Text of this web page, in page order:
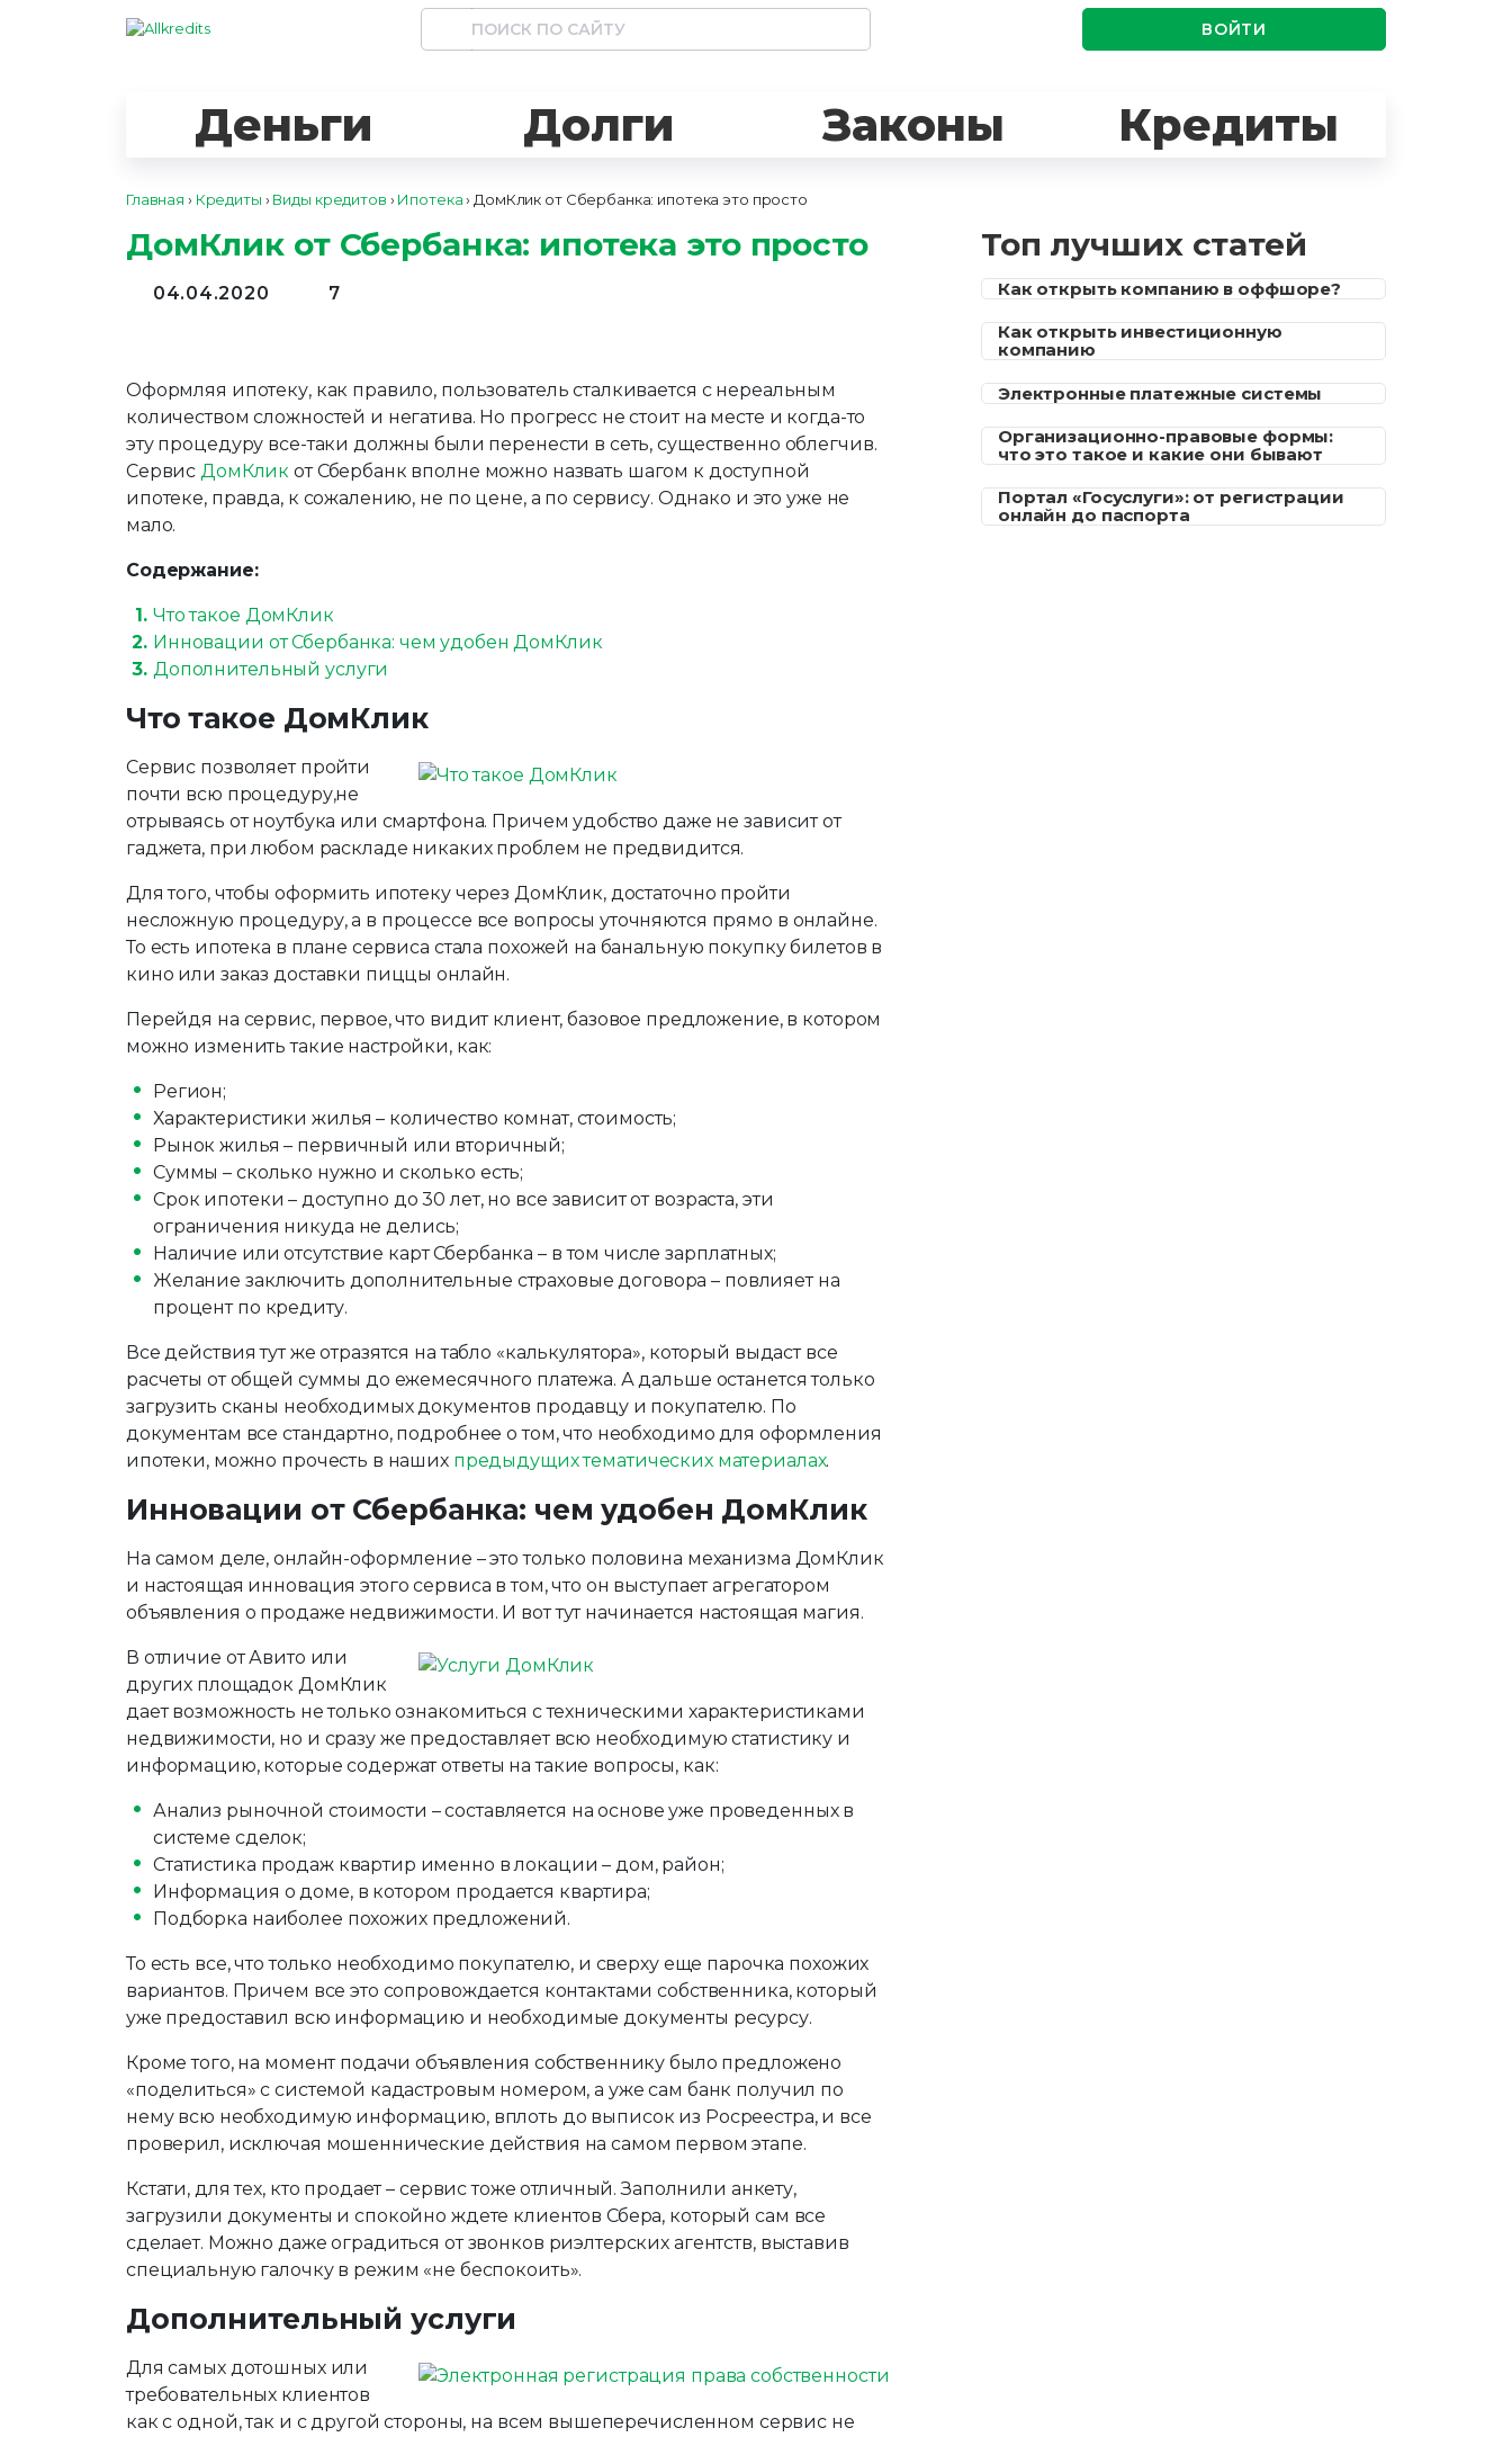
ВОЙТИ
Деньги Долги Законы Кредиты
Главная › Кредиты › Виды кредитов › Ипотека› ДомКлик от Сбербанка: ипотека это просто
ДомКлик от Сбербанка: ипотека это просто
04.04.2020 7
Оформляя ипотеку, как правило, пользователь сталкивается с нереальным
количеством сложностей и негатива. Но прогресс не стоит на месте и когда-то
эту процедуру все-таки должны были перенести в сеть, существенно облегчив.
СервисДомКлик от Сбербанк вполне можно назвать шагом к доступной
ипотеке, правда, к сожалению, не по цене, а по сервису. Однако и это уже не
мало.
Содержание:
Что такое ДомКлик
Инновации от Сбербанка: чем удобен ДомКлик
Дополнительный услуги
Что такое ДомКлик
Сервис позволяет пройти
почти всю процедуру,не
отрываясь от ноутбука или смартфона. Причем удобство даже не зависит от
гаджета, при любом раскладе никаких проблем не предвидится.
Для того, чтобы оформить ипотеку через ДомКлик, достаточно пройти
несложную процедуру, а в процессе все вопросы уточняются прямо в онлайне.
То есть ипотека в плане сервиса стала похожей на банальную покупку билетов в
кино или заказ доставки пиццы онлайн.
Перейдя на сервис, первое, что видит клиент, базовое предложение, в котором
можно изменить такие настройки, как:
Регион;
Характеристики жилья – количество комнат, стоимость;
Рынок жилья – первичный или вторичный;
Суммы – сколько нужно и сколько есть;
Срок ипотеки – доступно до 30 лет, но все зависит от возраста, эти
ограничения никуда не делись;
Наличие или отсутствие карт Сбербанка – в том числе зарплатных;
Желание заключить дополнительные страховые договора – повлияет на
процент по кредиту.
Все действия тут же отразятся на табло «калькулятора», который выдаст все
расчеты от общей суммы до ежемесячного платежа. А дальше останется только
загрузить сканы необходимых документов продавцу и покупателю. По
документам все стандартно, подробнее о том, что необходимо для оформления
ипотеки, можно прочесть в наших предыдущих тематических материалах.
Инновации от Сбербанка: чем удобен ДомКлик
На самом деле, онлайн-оформление – это только половина механизма ДомКлик
и настоящая инновация этого сервиса в том, что он выступает агрегатором
объявления о продаже недвижимости. И вот тут начинается настоящая магия.
В отличие от Авито или
других площадок ДомКлик
дает возможность не только ознакомиться с техническими характеристиками
недвижимости, но и сразу же предоставляет всю необходимую статистику и
информацию, которые содержат ответы на такие вопросы, как:
Анализ рыночной стоимости – составляется на основе уже проведенных в
системе сделок;
Статистика продаж квартир именно в локации – дом, район;
Информация о доме, в котором продается квартира;
Подборка наиболее похожих предложений.
То есть все, что только необходимо покупателю, и сверху еще парочка похожих
вариантов. Причем все это сопровождается контактами собственника, который
уже предоставил всю информацию и необходимые документы ресурсу.
Кроме того, на момент подачи объявления собственнику было предложено
«поделиться» с системой кадастровым номером, а уже сам банк получил по
нему всю необходимую информацию, вплоть до выписок из Росреестра, и все
проверил, исключая мошеннические действия на самом первом этапе.
Кстати, для тех, кто продает – сервис тоже отличный. Заполнили анкету,
загрузили документы и спокойно ждете клиентов Сбера, который сам все
сделает. Можно даже оградиться от звонков риэлтерских агентств, выставив
специальную галочку в режим «не беспокоить».
Дополнительный услуги
Для самых дотошных или
требовательных клиентов
как с одной, так и с другой стороны, на всем вышеперечисленном сервис не
Топ лучших статей
Как открыть компанию в оффшоре?
Как открыть инвестиционную
компанию
Электронные платежные системы
Организационно-правовые формы:
что это такое и какие они бывают
Портал «Госуслуги»: от регистрации
онлайн до паспорта